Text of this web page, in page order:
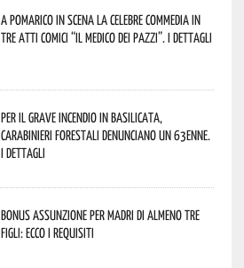
A Pomarico in scena la celebre commedia in
tre atti comici “Il medico dei pazzi”. I dettagli
Per il grave incendio in Basilicata,
Carabinieri forestali denunciano un 63enne.
I dettagli
Bonus assunzione per madri di almeno tre
figli: ecco i requisiti